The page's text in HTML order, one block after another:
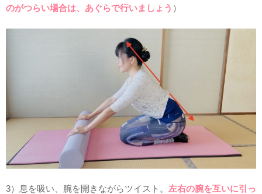
のがつらい場合は、あぐらで行いましょう ）
3）息を吸い、腕を開きながらツイスト。 左右の腕を互いに引っ